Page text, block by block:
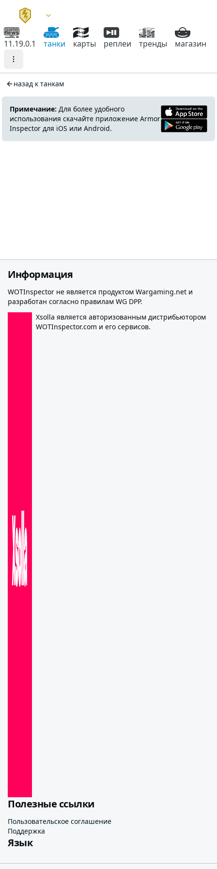
11.19.0.1 танки карты реплеи тренды магазин
назад к танкам
Примечание: Для более удобного
использования скачайте приложение Armor
Inspector для iOS или Android.
Информация
WOTInspector не является продуктом Wargaming.net и
разработан согласно правилам WG DPP.
Xsolla является авторизованным дистрибьютором
WOTInspector.com и его сервисов.
Полезные ссылки
Пользовательское соглашение
Поддержка
Язык